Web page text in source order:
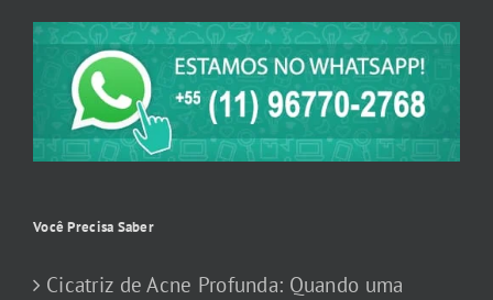
Você Precisa Saber
Cicatriz de Acne Profunda: Quando uma